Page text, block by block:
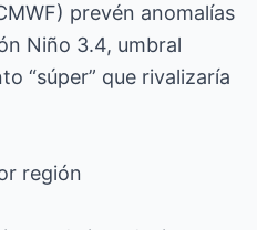
prevén anomalías
Niño 3.4, umbral
“súper” que rivalizaría
región